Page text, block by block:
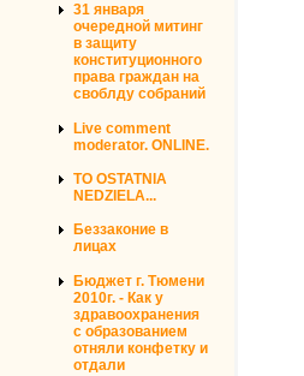
31 января
очередной митинг
в защиту
конституционного
права граждан на
своблду собраний
Live comment
moderator. ONLINE.
TO OSTATNIA
NEDZIELA...
Беззаконие в
лицах
Бюджет г. Тюмени
2010г. - Как у
здравоохранения
с образованием
отняли конфетку и
отдали